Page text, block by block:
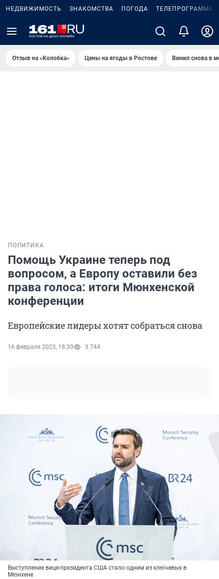
НЕДВИЖИМОСТЬ ЗНАКОМСТВА ПОГОДА ТЕЛЕПРОГРАММА
Отзыв на «Колобка» Цены на ягоды в Ростове Винил снова в
ПОЛИТИКА
Помощь Украине теперь под
вопросом, а Европу оставили без
права голоса: итоги Мюнхенской
конференции
Европейские лидеры хотят собраться снова
16 февраля 2025, 18:30 3 744
Выступление вице-президента США стало одним из ключевых в
Мюнхене